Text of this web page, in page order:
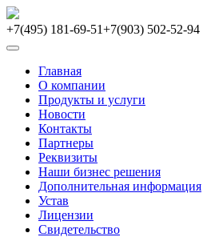
+7(495) 181-69-51+7(903) 502-52-94
Главная
О компании
Продукты и услуги
Новости
Контакты
Партнеры
Реквизиты
Наши бизнес решения
Дополнительная информация
Устав
Лицензии
Свидетельство